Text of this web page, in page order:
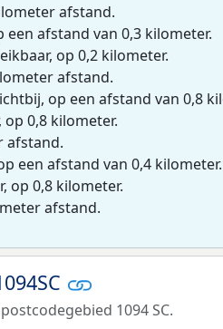
afstand.
afstand van 0,3 kilometer.
op 0,2 kilometer.
afstand.
op een afstand van 0,8
0,8 kilometer.
afstand.
een afstand van 0,4 kilometer.
op 0,8 kilometer.
afstand.
1094 SC.